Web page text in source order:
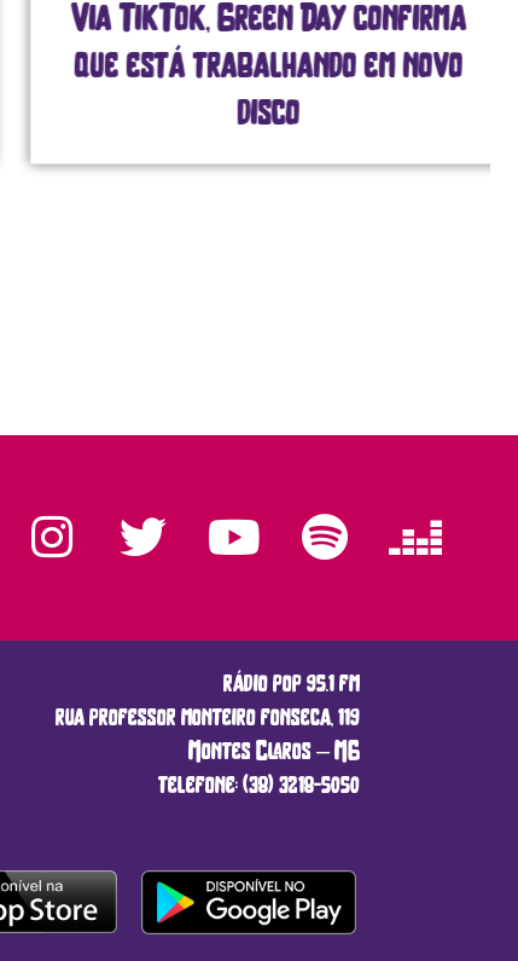
Via TikTok, Green Day confirma
que está trabalhando em novo
disco
rádio pop 95.1 fm
rua professor monteiro fonseca, 119
Montes Claros – MG
telefone: (38) 3218-5050